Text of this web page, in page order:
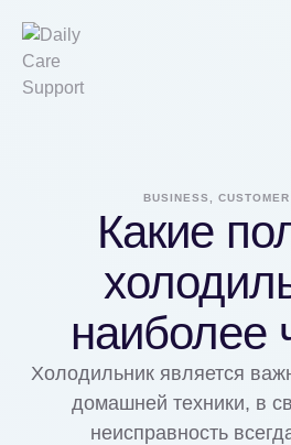
BUSINESS,
Какие
наиболее
Холодильник является
домашней техники, в
неисправность